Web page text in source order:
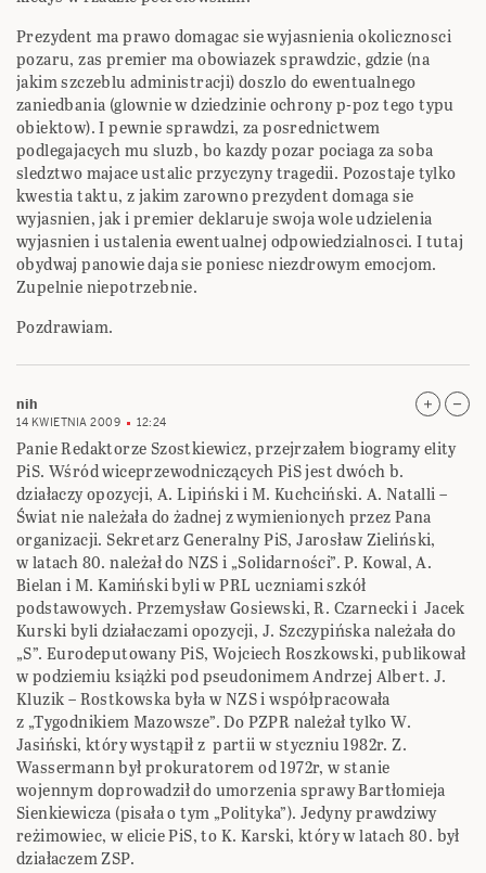
Prezydent ma prawo domagac sie wyjasnienia okolicznosci
pozaru, zas premier ma obowiazek sprawdzic, gdzie (na
jakim szczeblu administracji) doszlo do ewentualnego
zaniedbania (glownie w dziedzinie ochrony p-poz tego typu
obiektow). I pewnie sprawdzi, za posrednictwem
podlegajacych mu sluzb, bo kazdy pozar pociaga za soba
sledztwo majace ustalic przyczyny tragedii. Pozostaje tylko
kwestia taktu, z jakim zarowno prezydent domaga sie
wyjasnien, jak i premier deklaruje swoja wole udzielenia
wyjasnien i ustalenia ewentualnej odpowiedzialnosci. I tutaj
obydwaj panowie daja sie poniesc niezdrowym emocjom.
Zupelnie niepotrzebnie.
Pozdrawiam.
nih
14 KWIETNIA 2009 12:24
Panie Redaktorze Szostkiewicz, przejrzałem biogramy elity
PiS. Wśród wiceprzewodniczących PiS jest dwóch b.
działaczy opozycji, A. Lipiński i M. Kuchciński. A. Natalli –
Świat nie należała do żadnej z wymienionych przez Pana
organizacji. Sekretarz Generalny PiS, Jarosław Zieliński,
w latach 80. należał do NZS i „Solidarności”. P. Kowal, A.
Bielan i M. Kamiński byli w PRL uczniami szkół
podstawowych. Przemysław Gosiewski, R. Czarnecki i Jacek
Kurski byli działaczami opozycji, J. Szczypińska należała do
„S”. Eurodeputowany PiS, Wojciech Roszkowski, publikował
w podziemiu książki pod pseudonimem Andrzej Albert. J.
Kluzik – Rostkowska była w NZS i współpracowała
z „Tygodnikiem Mazowsze”. Do PZPR należał tylko W.
Jasiński, który wystąpił z partii w styczniu 1982r. Z.
Wassermann był prokuratorem od 1972r, w stanie
wojennym doprowadził do umorzenia sprawy Bartłomieja
Sienkiewicza (pisała o tym „Polityka”). Jedyny prawdziwy
reżimowiec, w elicie PiS, to K. Karski, który w latach 80. był
działaczem ZSP.